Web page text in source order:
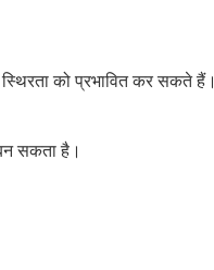
को प्रभावित कर सकते हैं।
सकता है।